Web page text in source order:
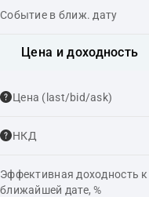
Событие в ближ. дату
Цена и доходность
Цена (last/bid/ask)
НКД
Эффективная доходность к
ближайшей дате, %